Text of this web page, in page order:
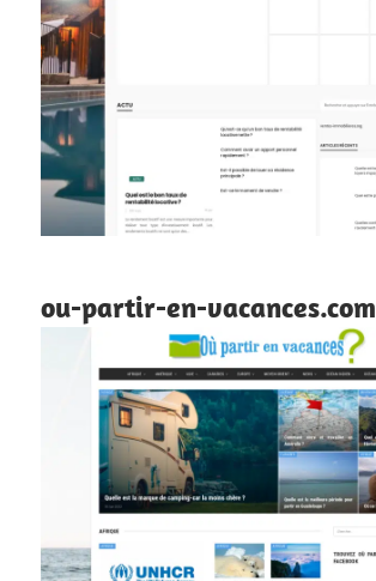
ou-partir-en-vacances.com